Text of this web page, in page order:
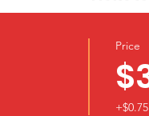
Price